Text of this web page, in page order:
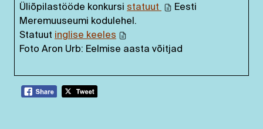
Üliõpilastööde konkursi statuut
Eesti
Meremuuseumi kodulehel.
Statuut inglise keeles
Foto Aron Urb: Eelmise aasta võitjad